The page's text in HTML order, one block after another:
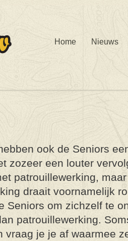
Home Nieuws
ook de Seniors
zozeer een louter
patrouillewerking,
draait voornamelijk
Seniors om zichzelf te
patrouillewerking.
vraag je je af waarmee